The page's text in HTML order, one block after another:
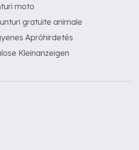
moto
gratuite animale
Apróhirdetés
Kleinanzeigen